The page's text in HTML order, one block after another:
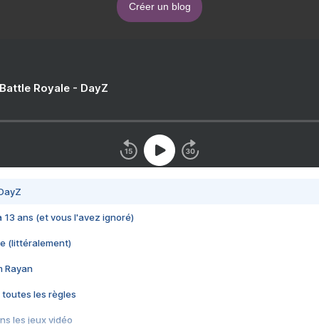
Créer un blog
Royale - DayZ
13 ans (et vous l'avez ignoré)
(littéralement)
Rayan
toutes les règles
les jeux vidéo